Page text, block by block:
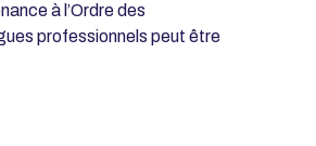
à l’Ordre des
professionnels peut être